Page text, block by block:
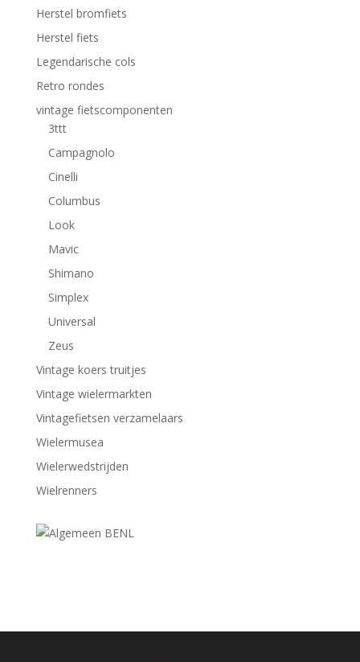
Herstel bromfiets
Herstel fiets
Legendarische cols
Retro rondes
vintage fietscomponenten
3ttt
Campagnolo
Cinelli
Columbus
Look
Mavic
Shimano
Simplex
Universal
Zeus
Vintage koers truitjes
Vintage wielermarkten
Vintagefietsen verzamelaars
Wielermusea
Wielerwedstrijden
Wielrenners